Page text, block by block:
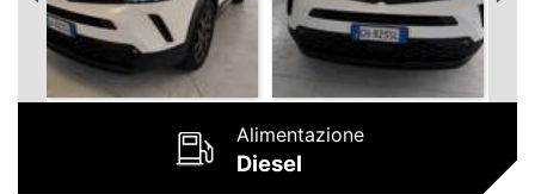
Alimentazione
Diesel